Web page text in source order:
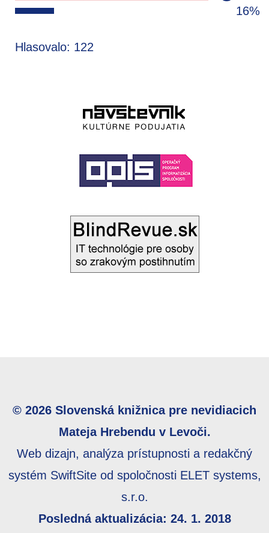
16%
Hlasovalo: 122
© 2026 Slovenská knižnica pre nevidiacich
Mateja Hrebendu v Levoči.
Web dizajn, analýza prístupnosti a redakčný
systém SwiftSite od spoločnosti ELET systems,
s.r.o.
Posledná aktualizácia: 24. 1. 2018